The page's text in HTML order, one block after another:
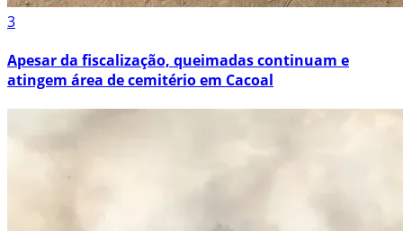
3
Apesar da fiscalização, queimadas continuam e
atingem área de cemitério em Cacoal